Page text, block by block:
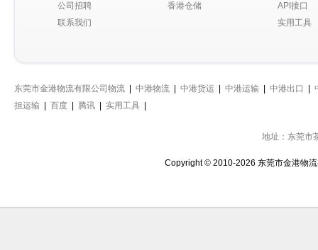
公司招聘
联系我们
香港仓储
API接口
实用工具
东莞市金港物流有限公司物流 中港物流 中港货运 中港运输 中港出口
担运输
百度 腾讯 实用工具
地址：东莞市
Copyright © 2010-2026 东莞市金港物